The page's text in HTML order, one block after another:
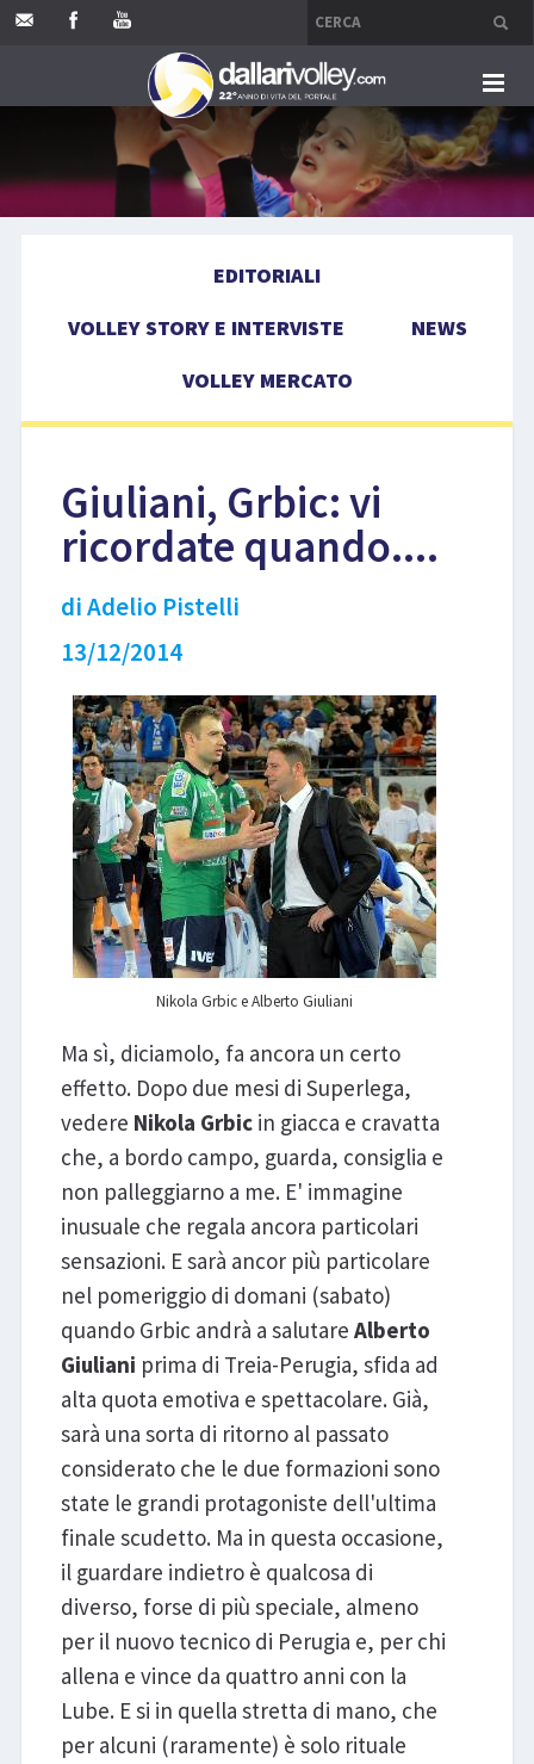
HOME
EVENTI
EDITORIALI
VOLLEY STORY E INTERVISTE
NEWS
VOLLEY MERCATO
Giuliani, Grbic: vi
ricordate quando....
di Adelio Pistelli
13/12/2014
Nikola Grbic e Alberto Giuliani
Ma sì, diciamolo, fa ancora un certo
effetto. Dopo due mesi di Superlega,
vedere Nikola Grbicin giacca e cravatta
che, a bordo campo, guarda, consiglia e
non palleggiarno a me. E' immagine
inusuale che regala ancora particolari
sensazioni. E sarà ancor più particolare
nel pomeriggio di domani (sabato)
quando Grbic andrà a salutare Alberto
Giuliani prima di Treia-Perugia, sfida ad
alta quota emotiva e spettacolare. Già,
sarà una sorta di ritorno al passato
considerato che le due formazioni sono
state le grandi protagoniste dell'ultima
finale scudetto. Ma in questa occasione,
il guardare indietro è qualcosa di
diverso, forse di più speciale, almeno
per il nuovo tecnico di Perugia e, per chi
allena e vince da quattro anni con la
Lube. E si in quella stretta di mano, che
per alcuni (raramente) è solo rituale